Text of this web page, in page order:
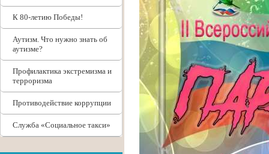
К 80-летию Победы!
Аутизм. Что нужно знать об
аутизме?
Профилактика экстремизма и
терроризма
Противодействие коррупции
Служба «Социальное такси»